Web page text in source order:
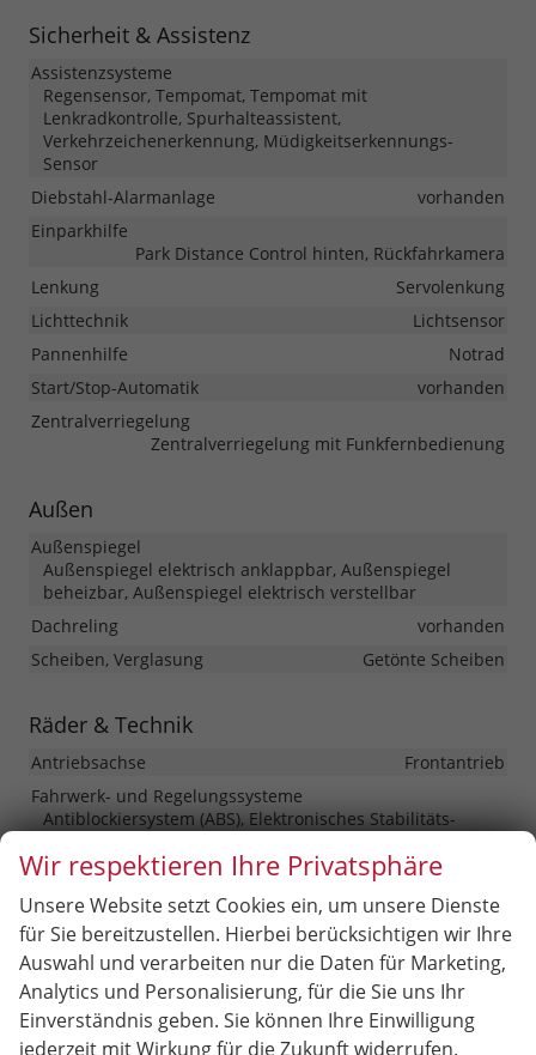
Sicherheit & Assistenz
Assistenzsysteme
Regensensor, Tempomat, Tempomat mit
Lenkradkontrolle, Spurhalteassistent,
Verkehrzeichenerkennung, Müdigkeitserkennungs-
Sensor
Diebstahl-Alarmanlage
vorhanden
Einparkhilfe
Park Distance Control hinten, Rückfahrkamera
Lenkung
Servolenkung
Lichttechnik
Lichtsensor
Pannenhilfe
Notrad
Start/Stop-Automatik
vorhanden
Zentralverriegelung
Zentralverriegelung mit Funkfernbedienung
Außen
Außenspiegel
Außenspiegel elektrisch anklappbar, Außenspiegel
beheizbar, Außenspiegel elektrisch verstellbar
Dachreling
vorhanden
Scheiben, Verglasung
Getönte Scheiben
Räder & Technik
Antriebsachse
Frontantrieb
Fahrwerk- und Regelungssysteme
Antiblockiersystem (ABS), Elektronisches Stabilitäts-
Felgengröße
Felgentyp
Leichtmetallfelge
Sonstiges
Antriebsart
Verbrennungsmotor (ICE)
Anzahl Sitzplätze
Wir respektieren Ihre Privatsphäre
Unsere Website setzt Cookies ein, um unsere Dienste
für Sie bereitzustellen. Hierbei berücksichtigen wir Ihre
Auswahl und verarbeiten nur die Daten für Marketing,
Analytics und Personalisierung, für die Sie uns Ihr
Einverständnis geben. Sie können Ihre Einwilligung
jederzeit mit Wirkung für die Zukunft widerrufen.